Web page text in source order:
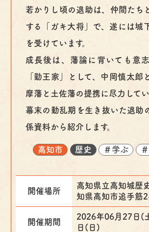
若かりし頃の退助は、仲間たち
する「ガキ大将」で、遂には城
を受けています。
成長後は、藩論に背いても意
「勤王家」として、中岡慎太郎
摩藩と土佐藩の提携に尽力してい
幕末の動乱期を生き抜いた退助
係資料から紹介します。
高知市 歴史 ＃学ぶ
開催場所
高知県立高知城歴
知県高知市追手筋
開催期間
2026年06月27日(
日(日)